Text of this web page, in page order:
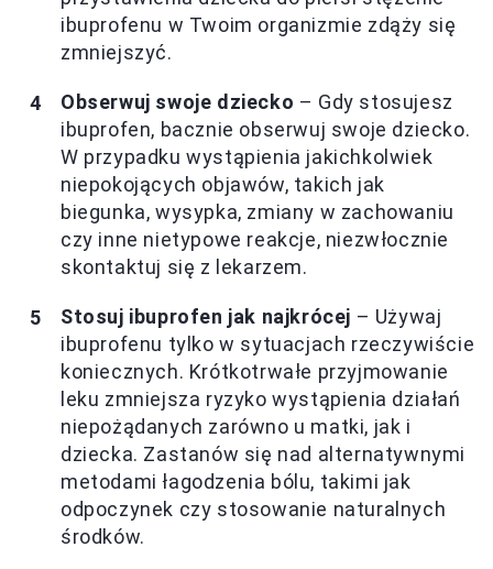
ibuprofenu w Twoim organizmie zdąży się
zmniejszyć.
Obserwuj swoje dziecko – Gdy stosujesz
ibuprofen, bacznie obserwuj swoje dziecko.
W przypadku wystąpienia jakichkolwiek
niepokojących objawów, takich jak
biegunka, wysypka, zmiany w zachowaniu
czy inne nietypowe reakcje, niezwłocznie
skontaktuj się z lekarzem.
Stosuj ibuprofen jak najkrócej – Używaj
ibuprofenu tylko w sytuacjach rzeczywiście
koniecznych. Krótkotrwałe przyjmowanie
leku zmniejsza ryzyko wystąpienia działań
niepożądanych zarówno u matki, jak i
dziecka. Zastanów się nad alternatywnymi
metodami łagodzenia bólu, takimi jak
odpoczynek czy stosowanie naturalnych
środków.